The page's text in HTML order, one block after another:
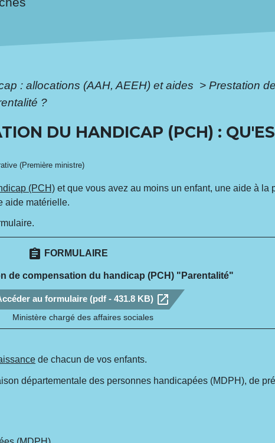
: allocations (AAH, AEEH) et aides > Prestation
?
DU HANDICAP (PCH) :
(Première ministre)
(PCH) et que vous avez au moins un enfant, une aide à la
aide matérielle.
assignment FORMULAIRE
de compensation du handicap (PCH) "Parentalité"
au formulaire (pdf - 431.8 KB) open_in_new
Ministère chargé des affaires sociales
de chacun de vos enfants.
départementale des personnes handicapées (MDPH), de